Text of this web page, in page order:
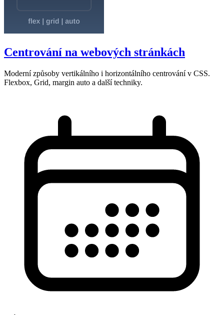
Centrování na webových stránkách
Moderní způsoby vertikálního i horizontálního centrování v CSS.
Flexbox, Grid, margin auto a další techniky.